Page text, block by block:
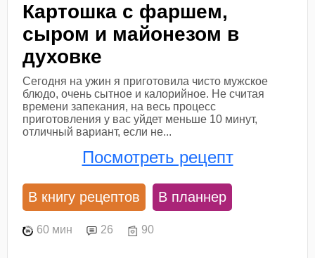
Картошка с фаршем,
сыром и майонезом в
духовке
Сегодня на ужин я приготовила чисто мужское
блюдо, очень сытное и калорийное. Не считая
времени запекания, на весь процесс
приготовления у вас уйдет меньше 10 минут,
отличный вариант, если не...
Посмотреть рецепт
В книгу рецептов В планнер
60 мин 26 90